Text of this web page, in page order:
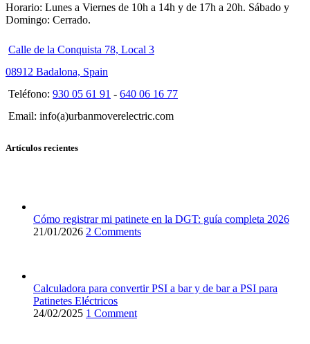
Horario: Lunes a Viernes de 10h a 14h y de 17h a 20h. Sábado y
Domingo: Cerrado.
Calle de la Conquista 78, Local 3
08912 Badalona, Spain
Teléfono: 930 05 61 91 - 640 06 16 77
Email: info(a)urbanmoverelectric.com
Artículos recientes
Cómo registrar mi patinete en la DGT: guía completa 2026
21/01/2026 2 Comments
Calculadora para convertir PSI a bar y de bar a PSI para
Patinetes Eléctricos
24/02/2025 1 Comment